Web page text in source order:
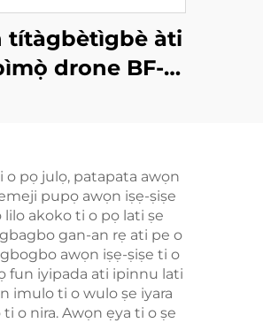
títàgbètìgbè àti
drone BF-
o pọ julọ, patapata awọn
pupọ awọn iṣẹ-ṣiṣe
akoko ti o pọ lati ṣe
gan-an rẹ ati pe o
awọn iṣẹ-ṣiṣe ti o
fun iyipada ati ipinnu lati
imulo ti o wulo ṣe iyara
o nira. Awọn ẹya ti o ṣe